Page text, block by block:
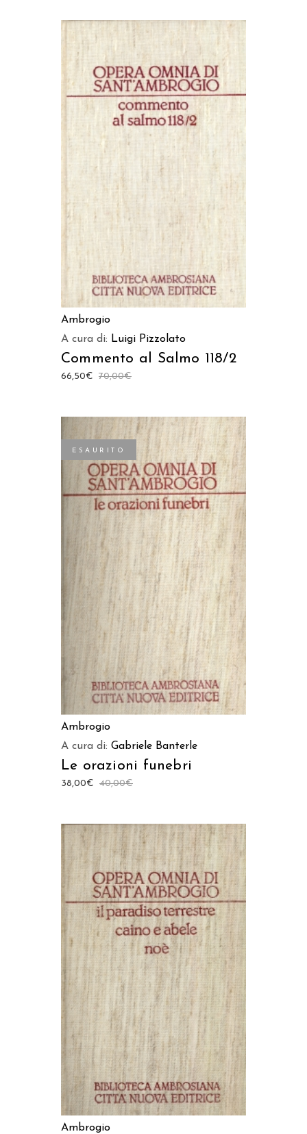
Ambrogio
A cura di: Luigi Pizzolato
Commento al Salmo 118/2
70,00€
66,50€
ESAURITO
LEGGI TUTTO
Ambrogio
A cura di: Gabriele Banterle
Le orazioni funebri
40,00€
38,00€
AGGIUNGI AL CARRELLO
Ambrogio